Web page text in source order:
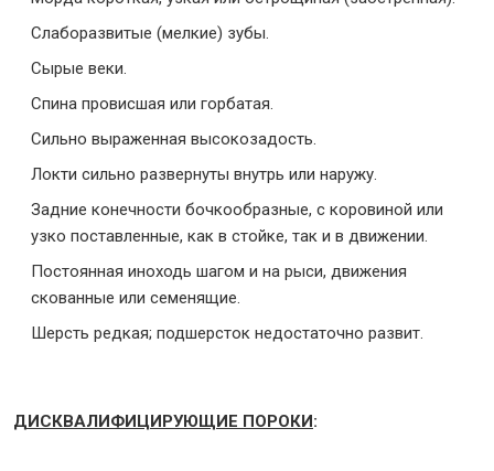
Слаборазвитые (мелкие) зубы.
Сырые веки.
Спина провисшая или горбатая.
Сильно выраженная высокозадость.
Локти сильно развернуты внутрь или наружу.
Задние конечности бочкообразные, с коровиной или
узко поставленные, как в стойке, так и в движении.
Постоянная иноходь шагом и на рыси, движения
скованные или семенящие.
Шерсть редкая; подшерсток недостаточно развит.
ДИСКВАЛИФИЦИРУЮЩИЕ ПОРОКИ: